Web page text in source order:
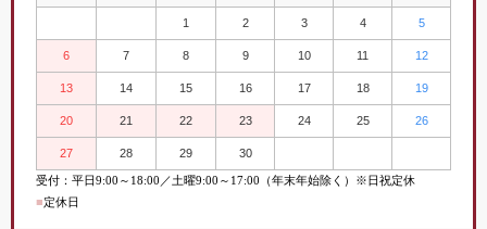
1 2 3 4 5
6 7 8 9 10 11 12
13 14 15 16 17 18 19
20 21 22 23 24 25 26
27 28 29 30
受付：平日9:00 ～ 18:00／土曜9:00 ～ 17:00（年末年始除く）※日祝定休
■定休日